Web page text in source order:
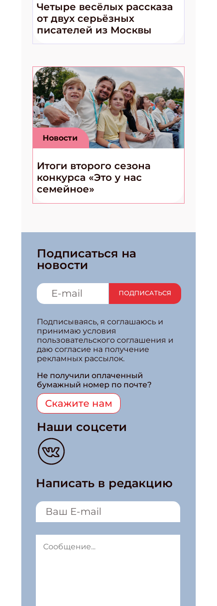
Четыре весёлых рассказа
от двух серьёзных
писателей из Москвы
Новости
Итоги второго сезона
конкурса «Это у нас
семейное»
Подписаться на
новости
ПОДПИСАТЬСЯ
Подписываясь, я соглашаюсь и
принимаю условия
пользовательского соглашения и
даю согласие на получение
рекламных рассылок.
Не получили оплаченный
бумажный номер по почте?
Скажите нам
Наши соцсети
Написать в редакцию
Получи электронный "Классный журнал" в подарок!
Укажите имя